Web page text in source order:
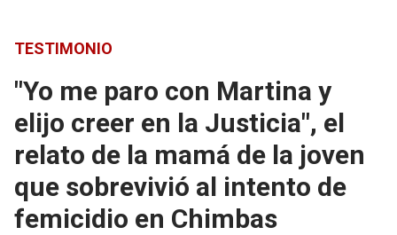
TESTIMONIO
"Yo me paro con Martina y
elijo creer en la Justicia", el
relato de la mamá de la joven
que sobrevivió al intento de
femicidio en Chimbas